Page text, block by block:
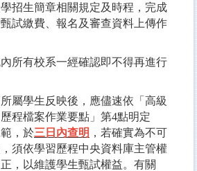
招生簡章相關規定及時程，完成
試繳費、報名及審查資料上傳作
所有校系一經確認即不得再進行
屬學生反映後，應儘速依「高級
程檔案作業要點」第4點明定
，於三日內查明 ，若確實為不可
須依學習歷程中央資料庫主管權
，以維護學生甄試權益。有關